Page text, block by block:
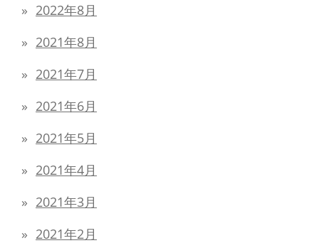
2022年8月
2021年8月
2021年7月
2021年6月
2021年5月
2021年4月
2021年3月
2021年2月